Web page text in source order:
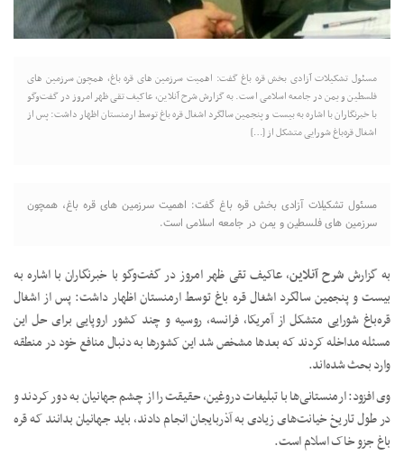
مسئول تشکیلات آزادی بخش قره باغ گفت: اهمیت سرزمین های قره باغ، همچون سرزمین های
فلسطین و یمن در جامعه اسلامی است. به گزارش شرح آنلاین، عاکیف تقی ظهر امروز در گفت‌وگو
با خبرنگاران با اشاره به بیست و پنجمین سالگرد اشغال قره باغ توسط ارمنستان اظهار داشت: پس از
اشغال قره‌باغ شورایی متشکل از […]
مسئول تشکیلات آزادی بخش قره باغ گفت: اهمیت سرزمین های قره باغ، همچون
سرزمین های فلسطین و یمن در جامعه اسلامی است.
به گزارش شرح آنلاین، عاکیف تقی ظهر امروز در گفت‌وگو با خبرنگاران با اشاره به
بیست و پنجمین سالگرد اشغال قره باغ توسط ارمنستان اظهار داشت: پس از اشغال
قره‌باغ شورایی متشکل از آمریکا، فرانسه، روسیه و چند کشور اروپایی برای حل این
مسئله مداخله کردند که بعدها مشخص شد این کشورها به دنبال منافع خود در منطقه
وارد بحث شده‌اند.
وی افزود: ارمنستانی‌ها با تبلیغات دروغین، حقیقت را از چشم جهانیان به دور کردند و
در طول تاریخ خیانت‌های زیادی به آذربایجان انجام دادند، باید جهانیان بدانند که قره
باغ جزو خاک اسلام است.